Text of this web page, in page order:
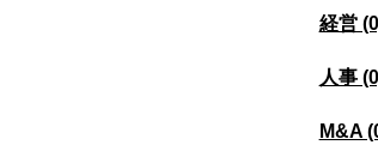
経営
人事
M&A